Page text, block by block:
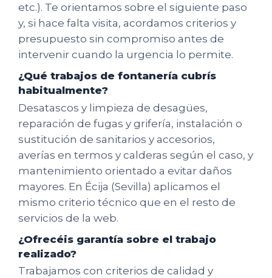
etc.). Te orientamos sobre el siguiente paso
y, si hace falta visita, acordamos criterios y
presupuesto sin compromiso antes de
intervenir cuando la urgencia lo permite.
¿Qué trabajos de fontanería cubrís
habitualmente?
Desatascos y limpieza de desagües,
reparación de fugas y grifería, instalación o
sustitución de sanitarios y accesorios,
averías en termos y calderas según el caso, y
mantenimiento orientado a evitar daños
mayores. En Écija (Sevilla) aplicamos el
mismo criterio técnico que en el resto de
servicios de la web.
¿Ofrecéis garantía sobre el trabajo
realizado?
Trabajamos con criterios de calidad y